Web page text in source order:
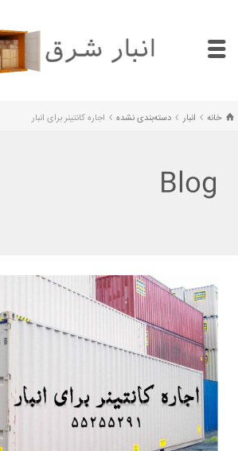
خانه انبار دسته‌بندی نشده اجاره کانتینر برای انبار
Blog